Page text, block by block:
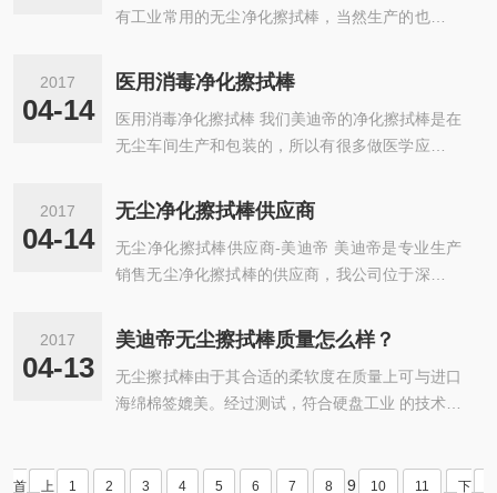
有工业常用的无尘净化擦拭棒，当然生产的也有可
棒。 很多客户是用来清洁打印头的，当···
2017
04-14
医用消毒净化擦拭棒
医用消毒净化擦拭棒 我们美迪帝的净化擦拭棒是在
无尘车间生产和包装的，所以有很多做医学应用的
以是干性的，直接出给相关公司，···
2017
04-14
无尘净化擦拭棒供应商
无尘净化擦拭棒供应商-美迪帝 美迪帝是专业生产
销售无尘净化擦拭棒的供应商，我公司位于深圳龙
育中心。 现在我公司的棉签生产设···
2017
04-13
美迪帝无尘擦拭棒质量怎么样？
无尘擦拭棒由于其合适的柔软度在质量上可与进口
海绵棉签媲美。经过测试，符合硬盘工业 的技术指
首 上 1 2 3 4 5 6 7 8 9 10 11 下